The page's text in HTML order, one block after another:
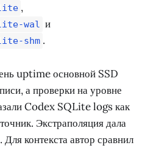
,
wal и
shm .
uptime основной SSD
а проверки на уровне
Codex SQLite logs как
Экстраполяция дала
контекста автор сравнил